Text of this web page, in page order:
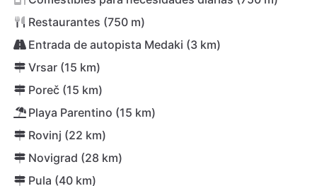
Restaurantes (750 m)
Entrada de autopista Medaki (3 km)
Vrsar (15 km)
Poreč (15 km)
Playa Parentino (15 km)
Rovinj (22 km)
Novigrad (28 km)
Pula (40 km)